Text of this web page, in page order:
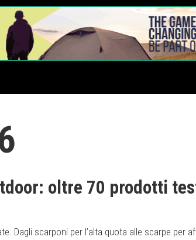
oltre 70 prodotti
Dagli scarponi per l’alta quota alle scarpe per